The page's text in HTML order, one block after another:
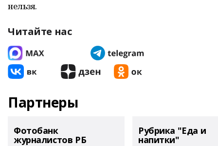
нельзя.
Читайте нас
Партнеры
Фотобанк
журналистов РБ
Рубрика "Еда и
напитки"